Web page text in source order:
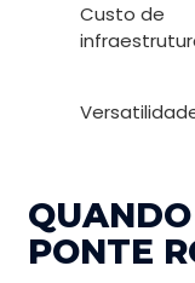
Custo de
PONTE